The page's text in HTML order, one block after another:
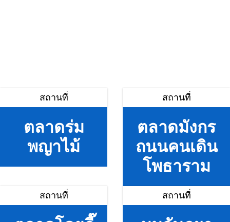
สถานที่
ตลาดร่ม
พญาไม้
สถานที่
ตลาดมังกร
ถนนคนเดิน
โพธาราม
สถานที่ สถานที่